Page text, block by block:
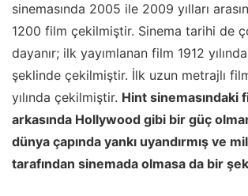
sinemasında 2005 ile 2009 yılları
1200 film çekilmiştir. Sinema tarihi de
dayanır; ilk yayımlanan film 1912
şeklinde çekilmiştir. İlk uzun metrajlı
yılında çekilmiştir. Hint sinemasındaki
arkasında Hollywood gibi bir güç
dünya çapında yankı uyandırmış ve
tarafından sinemada olmasa da bir